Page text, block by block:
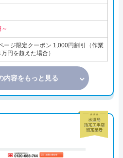
ージ限定クーポン 1,000円割引（作業
円を超えた場合）
内容をもっと見る